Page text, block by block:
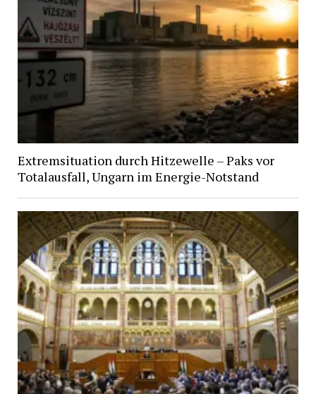
Extremsituation durch Hitzewelle – Paks vor
Totalausfall, Ungarn im Energie-Notstand